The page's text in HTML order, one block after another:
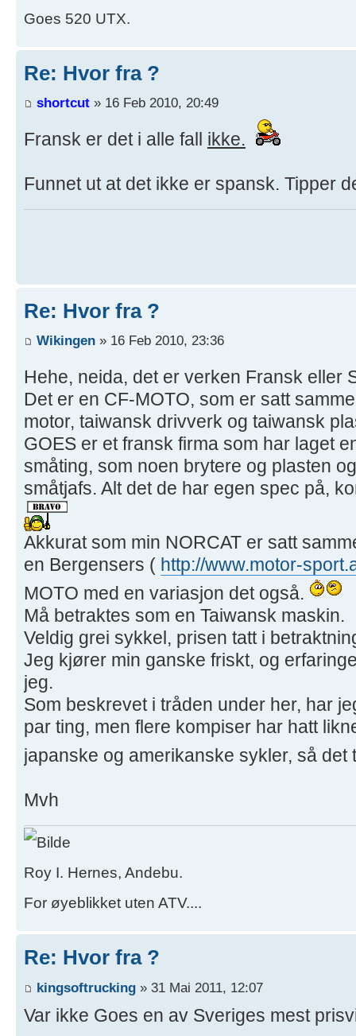
Goes 520 UTX.
Re: Hvor fra ?
shortcut » 16 Feb 2010, 20:49
Fransk er det i alle fall ikke.
Funnet ut at det ikke er spansk. Tipper
Re: Hvor fra ?
Wikingen » 16 Feb 2010, 23:36
Hehe, neida, det er verken Fransk eller
Det er en CF-MOTO, som er satt
motor, taiwansk drivverk og taiwansk
GOES er et fransk firma som har laget
småting, som noen brytere og plasten
småtjafs. Alt det de har egen spec på,
Akkurat som min NORCAT er satt
en Bergensers ( http://www.motor-
MOTO med en variasjon det også.
Må betraktes som en Taiwansk maskin.
Veldig grei sykkel, prisen tatt i
Jeg kjører min ganske friskt, og
jeg.
Som beskrevet i tråden under her, har
par ting, men flere kompiser har hatt
japanske og amerikanske sykler, så
Mvh
Roy I. Hernes, Andebu.
For øyeblikket uten ATV....
Re: Hvor fra ?
kingsoftrucking » 31 Mai 2011, 12:07
Var ikke Goes en av Sveriges mest